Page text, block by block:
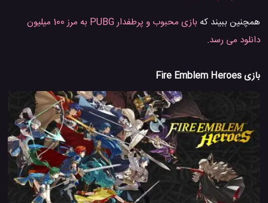
همچنین ببیند که
بازی محبوب و پرطفدار PUBG به مرز 100 میلیون
دانلود می رسد.
بازی Fire Emblem Heroes